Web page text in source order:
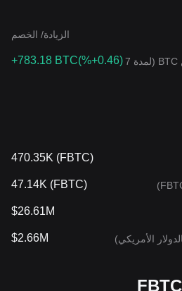
الزيادة/ الخصم
معدّل التغير في سعر البيتكوين BTC (لمدة 7
+783.18 BTC(%+0.46)
470.35K (FBTC)
47.14K (FBTC)
$26.61M
$2.66M